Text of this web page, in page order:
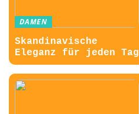
DAMEN
Skandinavische
Eleganz für jeden Tag